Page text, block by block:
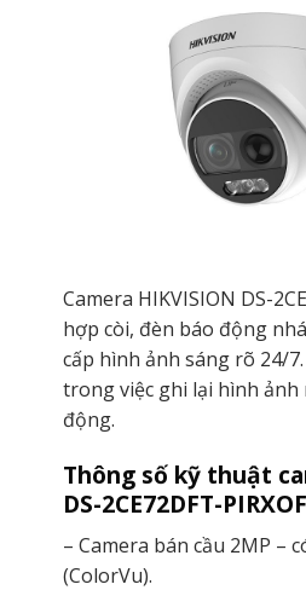
Camera HIKVISION DS-
hợp còi, đèn báo động
cấp hình ảnh sáng rõ 24/
trong việc ghi lại hình ảnh
động.
Thông số kỹ thuật
DS-2CE72DFT-PIRXOF
– Camera bán cầu 2MP –
(ColorVu).